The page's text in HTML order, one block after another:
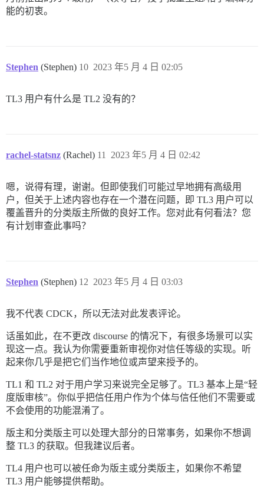
能的初衷。
Stephen (Stephen) 2023 年5 月 4 日 02:05
10
TL3 用户有什么是 TL2 没有的？
rachel-statsnz (Rachel) 2023 年5 月 4 日 02:42
11
嗯，说得有理，谢谢。但即使我们可能过早地拥有高级用
户，但关于上述内容也存在一个潜在问题，即 TL3 用户可以
覆盖晋升的分类版主所做的良好工作。您对此有何看法？您
有计划审查此事吗？
Stephen (Stephen) 2023 年5 月 4 日 03:03
12
我不代表 CDCK，所以无法对此发表评论。
话虽如此，在不更改 discourse 的情况下，有很多场景可以实
现这一点。我认为你需要重新审视你对信任等级的实现。听
起来你几乎是把它们当作地位或声望来授予的。
TL1 和 TL2 对于用户学习来说完全足够了。TL3 基本上是“轻
度版审核”。你似乎把信任用户作为个体与信任他们不需要或
不会使用的功能混淆了。
版主和分类版主可以处理大部分的日常事务，如果你不想调
整 TL3 的获取。但我建议后者。
TL4 用户也可以被任命为版主或分类版主，如果你不希望
TL3 用户能够提供帮助。